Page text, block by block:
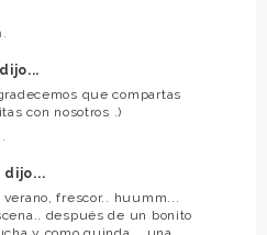
dijo...
que compartas
con nosotros .)
dijo...
frescor.. huumm...
después de un bonito